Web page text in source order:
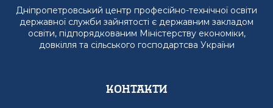
Дніпропетровський центр професійно-технічної освіти
державної служби зайнятості є державним закладом
освіти, підпорядкованим Міністерству економіки,
довкілля та сільського господартсва України
Контакти